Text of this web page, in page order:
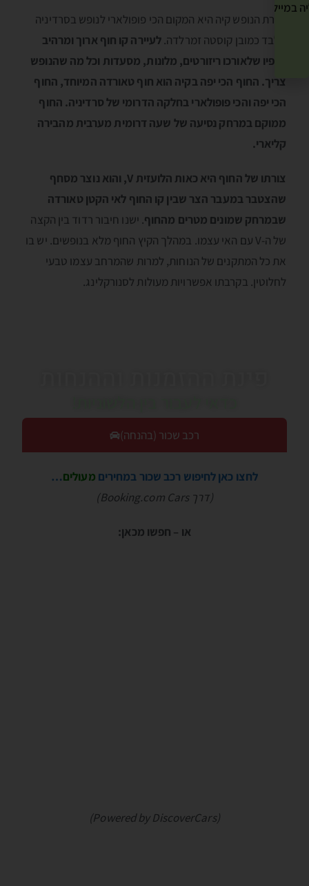
עיירת הנופש קיה היא המקום הכי פופולארי לנופש בסרדיניה
מלבד כמובן קוסטה זמרלדה.לעיירה קו חוף ארוך ומרהיב
ביופיו שלאורכו ריזורטים, מלונות, מסעדות וכל מה שהנופש
צריך. החוף הכי יפה בקיה הוא חוף טאורדה המיוחד, החוף
הכי יפה והכי פופולארי בחלקה הדרומי של סרדיניה. החוף
ממוקם במרחק נסיעה של שעה דרומית מערבית מהבירה
קליארי.
צורתו של החוף היא כאות הלועזית V, והוא נוצר מסחף
שהצטבר במעבר הצר שבין קו החוף לאי הקטן טאורדה
שבמרחק שמונים מטרים מהחוף. ישנו חיבור רדוד בין הקצה
של ה-V עם האי עצמו. במהלך הקיץ החוף מלא בנופשים. יש בו
את כל המתקנים של הנוחות, למרות שהמרחב עצמו טבעי
לחלוטין. בקרבתו אפשרויות מעולות לסנורקלינג.
רכב שכור (בהנחה)
לחצו כאן לחיפוש רכב שכור במחירים מעולים…
(דרך Booking.com Cars)
או – חפשו מכאן:
(Powered by DiscoverCars)
במייל שלך! »